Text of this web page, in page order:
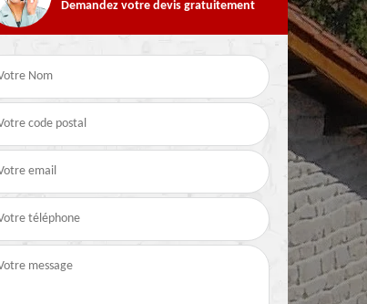
65 Hautes-Pyrénées
Urgence fuite de
toiture 65 Hautes-
Pyrénées
Demandez votre devis gratuitement